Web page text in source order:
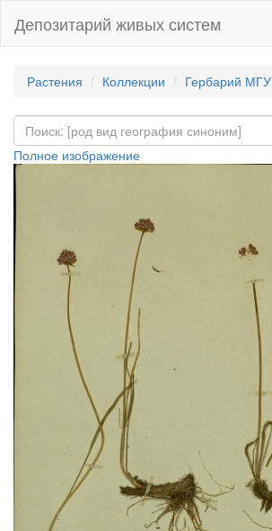
Депозитарий живых систем
Растения Коллекции Гербарий МГУ
Полное изображение